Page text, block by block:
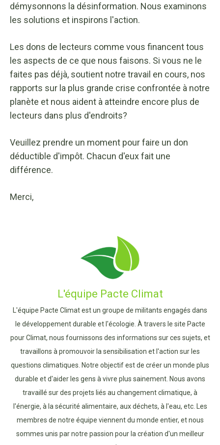
démysonnons la désinformation. Nous examinons
les solutions et inspirons l'action.
Les dons de lecteurs comme vous financent tous
les aspects de ce que nous faisons. Si vous ne le
faites pas déjà, soutient notre travail en cours, nos
rapports sur la plus grande crise confrontée à notre
planète et nous aident à atteindre encore plus de
lecteurs dans plus d'endroits?
Veuillez prendre un moment pour faire un don
déductible d'impôt. Chacun d'eux fait une
différence.
Merci,
L'équipe Pacte Climat
L'équipe Pacte Climat est un groupe de militants engagés dans
le développement durable et l'écologie. À travers le site Pacte
pour Climat, nous fournissons des informations sur ces sujets, et
travaillons à promouvoir la sensibilisation et l'action sur les
questions climatiques. Notre objectif est de créer un monde plus
durable et d'aider les gens à vivre plus sainement. Nous avons
travaillé sur des projets liés au changement climatique, à
l'énergie, à la sécurité alimentaire, aux déchets, à l'eau, etc. Les
membres de notre équipe viennent du monde entier, et nous
sommes unis par notre passion pour la création d'un meilleur